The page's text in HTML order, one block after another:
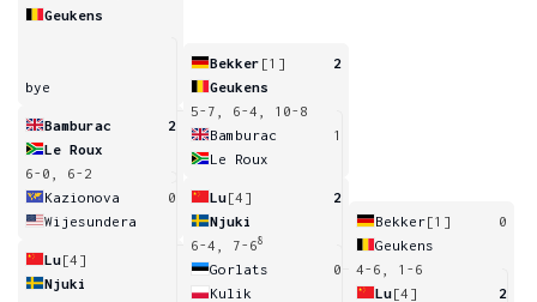
Geukens
bye
Bamburac
2
Le Roux
6-0, 6-2
Kazionova
0
Wijesundera
Lu[4]
Njuki
Bekker [1]
2
Geukens
5-7, 6-4, 10-8
Bamburac
1
Le Roux
Lu[4]
2
Njuki
6-4, 7-68
Gorlats
0
Kulik
Bekker[1]
0
Geukens
4-6, 1-6
Lu[4]
2